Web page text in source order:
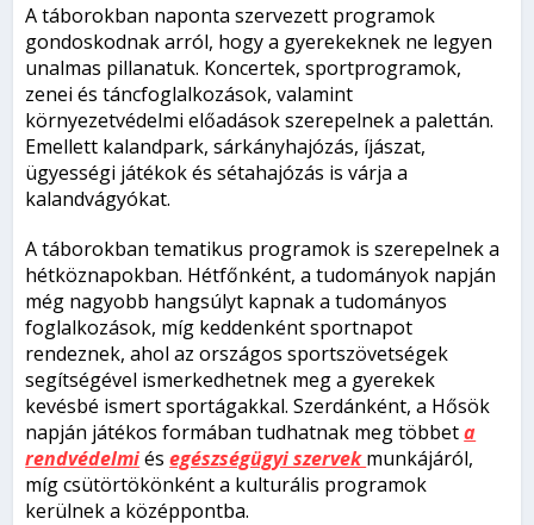
A táborokban naponta szervezett programok
gondoskodnak arról, hogy a gyerekeknek ne legyen
unalmas pillanatuk. Koncertek, sportprogramok,
zenei és táncfoglalkozások, valamint
környezetvédelmi előadások szerepelnek a palettán.
Emellett kalandpark, sárkányhajózás, íjászat,
ügyességi játékok és sétahajózás is várja a
kalandvágyókat.
A táborokban tematikus programok is szerepelnek a
hétköznapokban. Hétfőnként, a tudományok napján
még nagyobb hangsúlyt kapnak a tudományos
foglalkozások, míg keddenként sportnapot
rendeznek, ahol az országos sportszövetségek
segítségével ismerkedhetnek meg a gyerekek
kevésbé ismert sportágakkal. Szerdánként, a Hősök
napján játékos formában tudhatnak meg többeta
rendvédelmiésegészségügyi szervekmunkájáról,
míg csütörtökönként a kulturális programok
kerülnek a középpontba.